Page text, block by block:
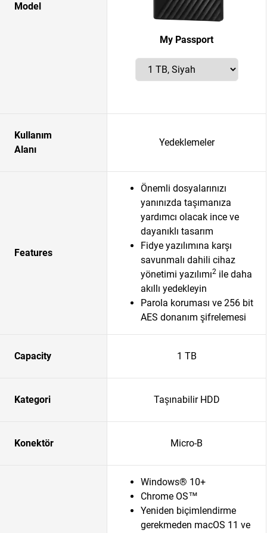
Model
My Passport
Kullanım
Alanı
Yedeklemeler
Features
Önemli dosyalarınızı
yanınızda taşımanıza
yardımcı olacak ince ve
dayanıklı tasarım
Fidye yazılımına karşı
savunmalı dahili cihaz
yönetimi yazılımı2 ile daha
akıllı yedekleyin
Parola koruması ve 256 bit
AES donanım şifrelemesi
Capacity 1 TB
Kategori Taşınabilir HDD
Konektör Micro-B
Windows® 10+
Chrome OS™
Yeniden biçimlendirme
gerekmeden macOS 11 ve